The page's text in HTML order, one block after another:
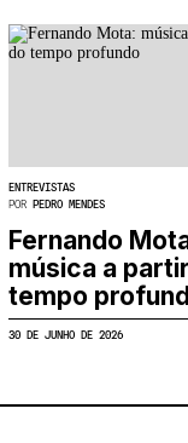
ENTREVISTAS
POR PEDRO MENDES
Fernando
música a
tempo
30 DE JUNHO DE 2026